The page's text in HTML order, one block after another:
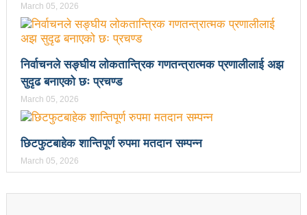
उपचुनाव सकियो: ६२ प्रतिशतभन्दा बढी मत खसेको अनुमान
पालिका उपचुनाव: ४१ पदका लागि मतदान शुरु
भरतपुुरमा सार्वजनिक सुनुवाई, गुनासो नआउने गरी काम गर्न
मेयर दाहालको निर्देशन
उपनिर्वाचन सुशासनका पक्षमा र भ्रष्टाचारका विरुद्ध मत जाहेर
गर्ने महत्वपूर्ण अवसर: प्रचण्ड
सुरु भयो चौथो सुनवल महोत्सव: उद्योगमैत्री वातावरण बनाउन
लागि पर्ने मन्त्री कलवारको भनाइ
March 05, 2026
निर्वाचनले सङ्घीय लोकतान्त्रिक गणतन्त्रात्मक प्रणालीलाई अझ
सुदृढ बनाएको छः प्रचण्ड
March 05, 2026
छिटफुटबाहेक शान्तिपूर्ण रुपमा मतदान सम्पन्न
March 05, 2026